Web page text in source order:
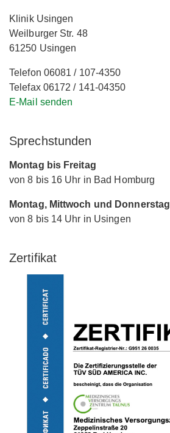
Klinik Usingen
Weilburger Str. 48
61250 Usingen
Telefon 06081 / 107-4350
Telefax 06172 / 141-04350
E-Mail senden
Sprechstunden
Montag bis Freitag
von 8 bis 16 Uhr in Bad Homburg
Montag, Mittwoch und Donnerstag
von 8 bis 14 Uhr in Usingen
Zertifikat